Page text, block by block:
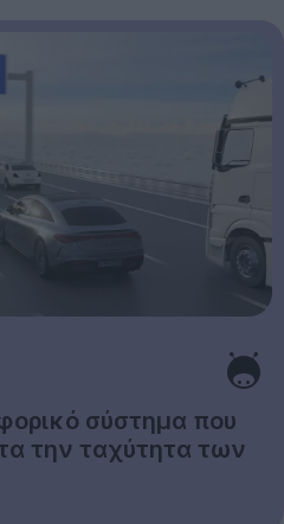
σύστημα που
την ταχύτητα των